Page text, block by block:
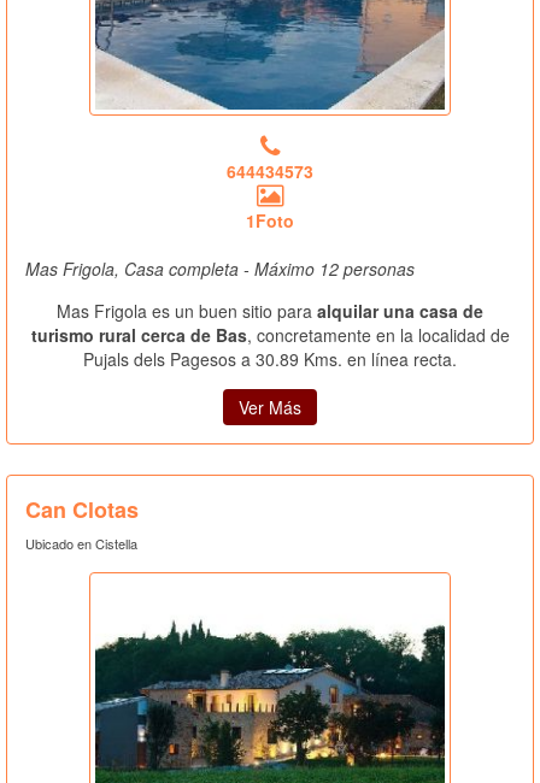
644434573
1Foto
Mas Frigola, Casa completa - Máximo 12 personas
Mas Frigola es un buen sitio para alquilar una casa de
turismo rural cerca de Bas, concretamente en la localidad de
Pujals dels Pagesos a 30.89 Kms. en línea recta.
Ver Más
Can Clotas
Ubicado en Cistella